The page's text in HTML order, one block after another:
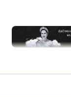
content